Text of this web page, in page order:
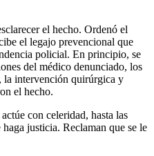
el hecho. Ordenó el
el legajo prevencional que
policial. En principio, se
del médico denunciado, los
la intervención quirúrgica y
el hecho.
con celeridad, hasta las
justicia. Reclaman que se le